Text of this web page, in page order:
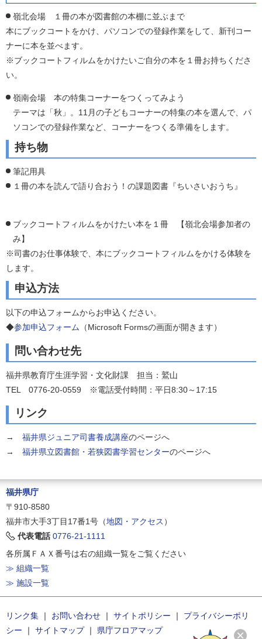
嶺北会場 １冊の本が図書館の本棚に並ぶまで
本にブックコートをかけ、パソコンでの登録作業をして、新刊コー
ナーに本を並べます。
※ブックコートフィルムをかけたいご自分の本を１冊お持ちくださ
い。
嶺南会場 本の特集コーナーをつくってみよう
テーマは「秋」。11月の子どもコーナーの特集の本を選んで、パ
ソコンでの登録作業など、コーナーをつくる準備をします。
持ち物
筆記用具
１冊の本を読んで語り合おう！の課題図書『ちいさいおうち』
ブックコートフィルムをかけたい本を１冊 【嶺北会場参加者の
み】
※司書のお仕事体験で、本にブックコートフィルムをかける体験を
します。
申込方法
以下の申込フォームからお申込ください。
◆参加申込フォーム （Microsoft Formsの画面が開きます）
問い合わせ先
福井県教育庁生涯学習・文化財課 担当：鷲山
TEL 0776-20-0559 ※電話受付時間：平日8:30～17:15
リンク
→ 福井県ジュニア司書養成講座のページへ
→ 福井県立図書館・若狭図書学習センターのページへ
福井県庁
〒910-8580
福井市大手3丁目17番1号（地図・アクセス ）
代表電話 0776-21-1111
各所属ＦＡＸ番号は右の組織一覧をご覧ください
≫ 組織一覧
≫ 施設一覧
リンク集 ｜ お問い合わせ ｜ サイトポリシー ｜
プライバシーポリ
シー ｜ サイトマップ｜ 県庁フロアマップ